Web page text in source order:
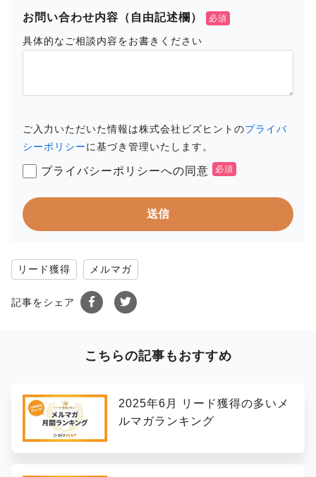
お問い合わせ内容（自由記述欄）
具体的なご相談内容をお書きください
ご入力いただいた情報は株式会社ビズヒントのプライバ
シーポリシーに基づき管理いたします。
プライバシーポリシーへの同意
リード獲得 メルマガ
記事をシェア
こちらの記事もおすすめ
2025年6月 リード獲得の多いメ
ルマガランキング